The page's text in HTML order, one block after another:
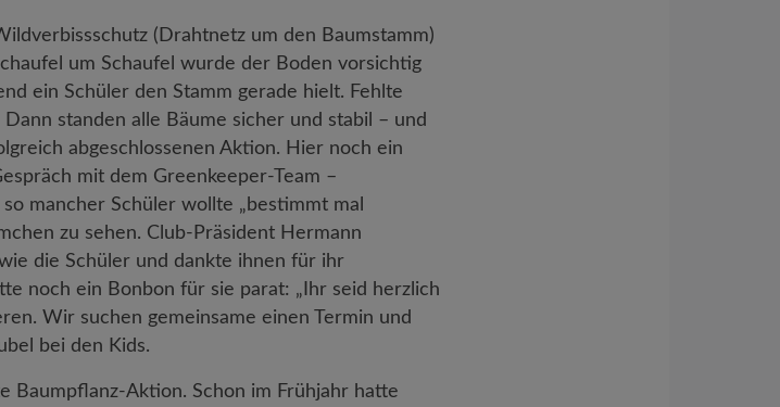
(Drahtnetz um den Baumstamm)
um Schaufel wurde der Boden vorsichtig
ein Schüler den Stamm gerade hielt. Fehlte
standen alle Bäume sicher und stabil – und
abgeschlossenen Aktion. Hier noch ein
mit dem Greenkeeper-Team –
mancher Schüler wollte „bestimmt mal
zu sehen. Club-Präsident Hermann
die Schüler und dankte ihnen für ihr
noch ein Bonbon für sie parat: „Ihr seid herzlich
Wir suchen gemeinsame einen Termin und
bei den Kids.
Baumpflanz-Aktion. Schon im Frühjahr hatte